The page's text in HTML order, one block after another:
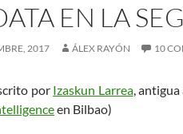
EN LA
2017 ÁLEX RAYÓN 10
por Izaskun Larrea,
en Bilbao)